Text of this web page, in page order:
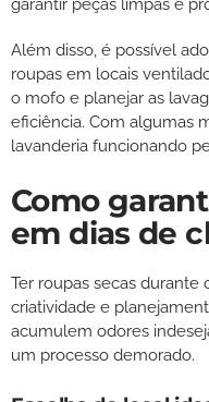
Além disso, é possível
roupas em locais
o mofo e planejar as
eficiência. Com algumas
lavanderia funcionando
Como
em dias de
Ter roupas secas durante
criatividade e
acumulem odores
um processo demorado.